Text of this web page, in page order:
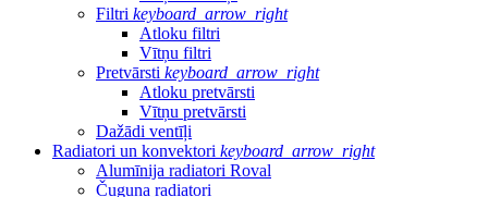
Filtri keyboard_arrow_right
Atloku filtri
Vītņu filtri
Pretvārsti keyboard_arrow_right
Atloku pretvārsti
Vītņu pretvārsti
Dažādi ventīļi
Radiatori un konvektori keyboard_arrow_right
Alumīnija radiatori Roval
Čuguna radiatori